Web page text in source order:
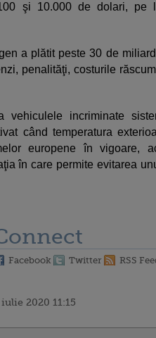
şi 10.000 de dolari, pe
a plătit peste 30 de
penalităţi, costurile
vehiculele incriminate
când temperatura
europene în vigoare,
în care permite evitarea
Facebook Twitter RSS
iulie 2020 11:15